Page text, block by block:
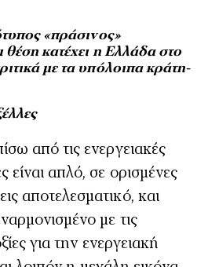
«πράσινος»
θέση κατέχει η Ελλάδα στο
με τα υπόλοιπα κράτη-
είναι απλό, σε ορισμένες
αποτελεσματικό, και
με τις
για την ενεργειακή